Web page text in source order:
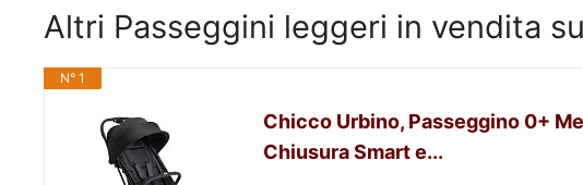
Altri Passeggini leggeri in vendita
N° 1
Chicco Urbino, Passeggino 0+
Chiusura Smart e...